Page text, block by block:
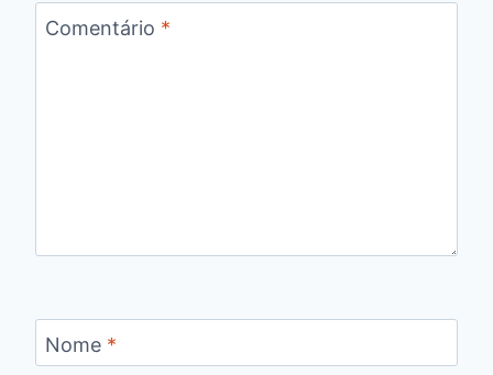
Comentário *
Nome *